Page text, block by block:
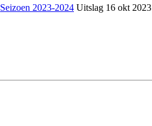
Seizoen 2023-2024 Uitslag 16 okt 2023